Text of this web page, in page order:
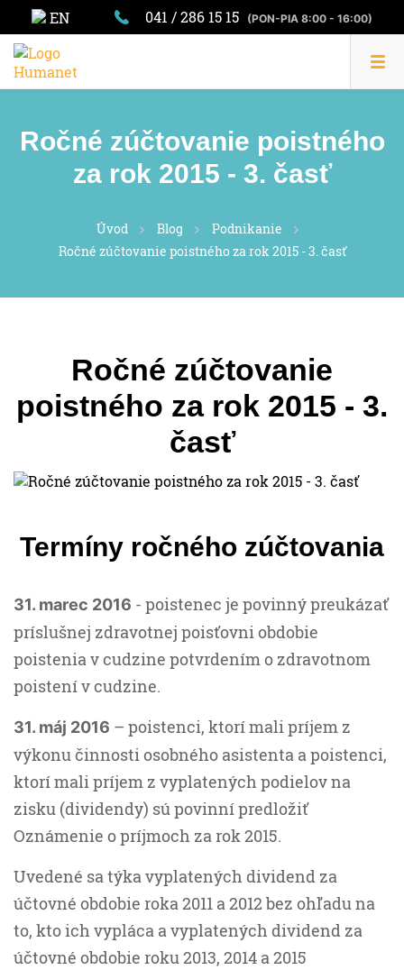
EN 041 / 286 15 15 (PON-PIA 8:00 - 16:00)
Ročné zúčtovanie poistného
za rok 2015 - 3. časť
Úvod Blog
Podnikanie
Ročné zúčtovanie poistného za rok 2015 - 3. časť
Ročné zúčtovanie
poistného za rok 2015 - 3.
časť
Termíny ročného zúčtovania
31. marec 2016 - poistenec je povinný preukázať
príslušnej zdravotnej poisťovni obdobie
poistenia v cudzine potvrdením o zdravotnom
poistení v cudzine.
31. máj 2016 – poistenci, ktorí mali príjem z
výkonu činnosti osobného asistenta a poistenci,
ktorí mali príjem z vyplatených podielov na
zisku (dividendy) sú povinní predložiť
Oznámenie o príjmoch za rok 2015.
Uvedené sa týka vyplatených dividend za
účtovné obdobie roka 2011 a 2012 bez ohľadu na
to, kto ich vypláca a vyplatených dividend za
účtovné obdobie roku 2013, 2014 a 2015